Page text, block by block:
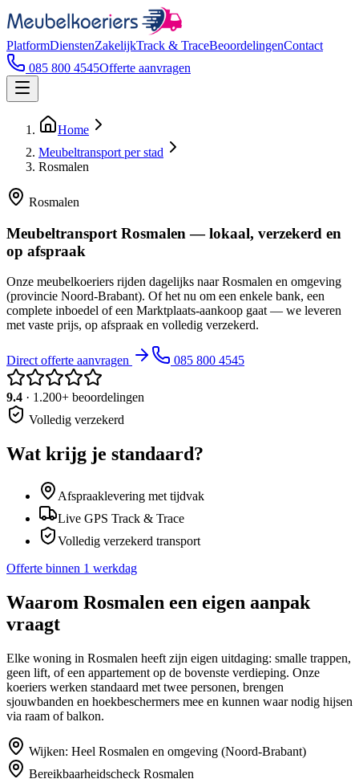
PlatformDienstenZakelijkTrack & TraceBeoordelingenContact
085 800 4545Offerte aanvragen
Home
Meubeltransport per stad
Rosmalen
Rosmalen
Meubeltransport Rosmalen — lokaal, verzekerd en
op afspraak
Onze meubelkoeriers rijden dagelijks naar Rosmalen en omgeving
(provincie Noord-Brabant). Of het nu om een enkele bank, een
complete inboedel of een Marktplaats-aankoop gaat — we leveren
met vaste prijs, op afspraak en volledig verzekerd.
Direct offerte aanvragen 085 800 4545
9.4 · 1.200+ beoordelingen
Volledig verzekerd
Wat krijg je standaard?
Afspraaklevering met tijdvak
Live GPS Track & Trace
Volledig verzekerd transport
Offerte binnen 1 werkdag
Waarom Rosmalen een eigen aanpak
vraagt
Elke woning in Rosmalen heeft zijn eigen uitdaging: smalle trappen,
geen lift, of een appartement op de bovenste verdieping. Onze
koeriers werken standaard met twee personen, brengen
sjouwbanden en hoekbeschermers mee en kunnen waar nodig hijsen
via raam of balkon.
Wijken: Heel Rosmalen en omgeving (Noord-Brabant)
Bereikbaarheidscheck Rosmalen